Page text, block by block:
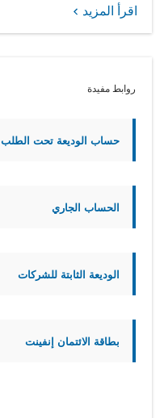
اقرأ المزيد
روابط مفيدة
حساب الوديعة تحت الطلب
الحساب الجاري
الوديعة الثابتة للشركات
بطاقة الائتمان إنفينت